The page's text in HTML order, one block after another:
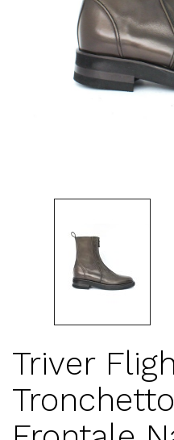
Triver